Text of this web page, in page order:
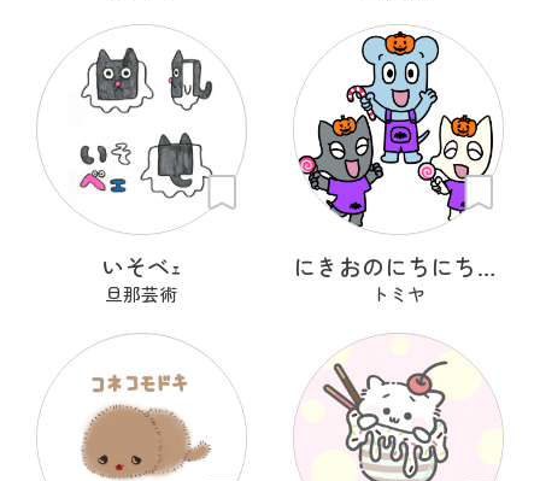
いそベｪ
旦那芸術
にきおのにちにち・ハロウィン
トミヤ